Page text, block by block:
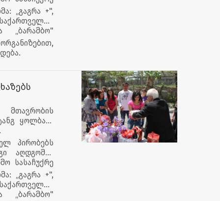
„გაგრა +",
„ბარამბო"
ყოლბაია
პირობებს
აღდგომის
სასაჩუქრე
„გაგრა +",
„ბარამბო"